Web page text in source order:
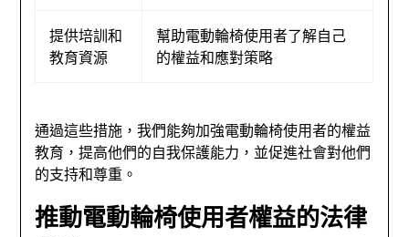
提供培訓和
教育資源
幫助電動輪椅使用者了解自己
的權益和應對策略
通過這些措施，我們能夠加強電動輪椅使用者的權益
教育，提高他們的自我保護能力，並促進社會對他們
的支持和尊重。
推動電動輪椅使用者權益的法律